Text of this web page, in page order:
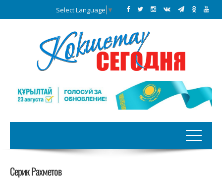
Select Language ▼
Серик Рахметов